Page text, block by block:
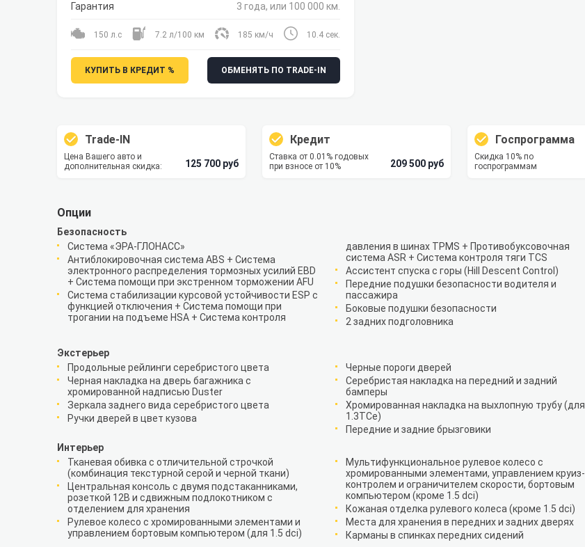
Гарантия 3 года, или 100 000 км.
150 л.с 7.2 л/100 км 185 км/ч 10.4 сек.
КУПИТЬ В КРЕДИТ % ОБМЕНЯТЬ ПО TRADE-IN
Trade-IN
Цена Вашего авто и
дополнительная скидка:
125 700 руб
Кредит
Ставка от 0.01% годовых
при взносе от 10%
209 500 руб
Госпрограмма
Скидка 10% по
госпрограммам
Опции
Безопасность
Система «ЭРА-ГЛОНАСС»
Антиблокировочная система ABS + Система
электронного распределения тормозных усилий EBD
+ Система помощи при экстренном торможении AFU
Система стабилизации курсовой устойчивости ESP с
функцией отключения + Система помощи при
трогании на подъеме HSA + Система контроля
давления в шинах TPMS + Противобуксовочная
система ASR + Система контроля тяги TCS
Ассистент спуска с горы (Hill Descent Control)
Передние подушки безопасности водителя и
пассажира
Боковые подушки безопасности
2 задних подголовника
Экстерьер
Продольные рейлинги серебристого цвета
Черная накладка на дверь багажника с
хромированной надписью Duster
Зеркала заднего вида серебристого цвета
Ручки дверей в цвет кузова
Черные пороги дверей
Серебристая накладка на передний и задний
бамперы
Хромированная накладка на выхлопную трубу (для
1.3TCe)
Передние и задние брызговики
Интерьер
Тканевая обивка с отличительной строчкой
(комбинация текстурной серой и черной ткани)
Центральная консоль с двумя подстаканниками,
розеткой 12В и сдвижным подлокотником с
отделением для хранения
Рулевое колесо с хромированными элементами и
управлением бортовым компьютером (для 1.5 dci)
Мультифункциональное рулевое колесо с
хромированными элементами, управлением круиз-
контролем и ограничителем скорости, бортовым
компьютером (кроме 1.5 dci)
Кожаная отделка рулевого колеса (кроме 1.5 dci)
Места для хранения в передних и задних дверях
Карманы в спинках передних сидений